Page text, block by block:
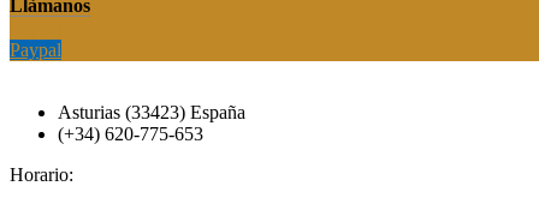
Llàmanos
Paypal
Asturias (33423) España
(+34) 620-775-653
Horario: